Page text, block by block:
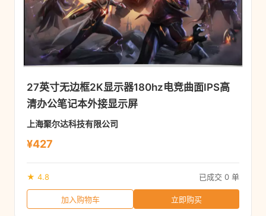
27英寸无边框2K显示器180hz电竞曲面IPS高
清办公笔记本外接显示屏
上海聚尔达科技有限公司
¥427
★ 4.8 已成交 0 单
加入购物车 立即购买